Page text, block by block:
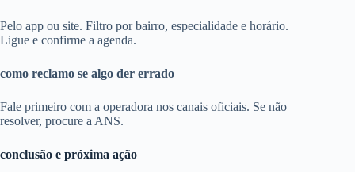
Pelo app ou site. Filtro por bairro, especialidade e horário.
Ligue e confirme a agenda.
como reclamo se algo der errado
Fale primeiro com a operadora nos canais oficiais. Se não
resolver, procure a ANS.
conclusão e próxima ação